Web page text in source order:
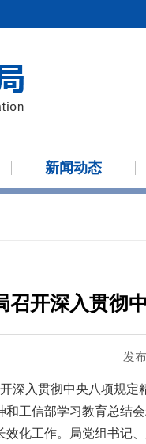
新闻动态
召开深入贯彻
发
深入贯彻中央八项规
和工信部学习教育总结
效化工作。局党组书记